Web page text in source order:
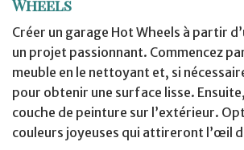
Wheels
Créer un garage Hot Wheels à partir
un projet passionnant. Commencez
meuble en le nettoyant et, si
pour obtenir une surface lisse.
couche de peinture sur l’extérieur.
couleurs joyeuses qui attireront l’œil